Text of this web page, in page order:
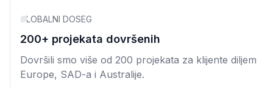
GLOBALNI DOSEG
200+ projekata dovršenih
Dovršili smo više od 200 projekata za klijente diljem
Europe, SAD-a i Australije.